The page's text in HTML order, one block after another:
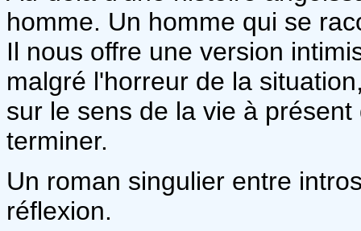
homme. Un homme qui se
Il nous offre une version
malgré l'horreur de la
sur le sens de la vie à
terminer.
Un roman singulier entre
réflexion.